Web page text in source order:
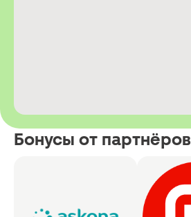
Бонусы от партнёров